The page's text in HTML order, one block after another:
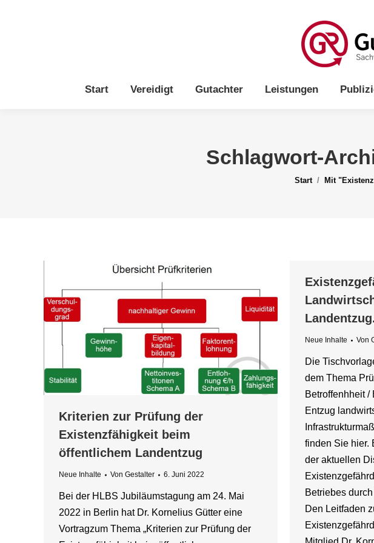
Start Vereidigt Gutachter Leistungen
Schlagwort-
Sie befinden sich
Start Mit
Kriterien zur Prüfung der
Existenzfähigkeit beim
öffentlichem Landentzug
Neue Inhalte Von Gestalter 6. Juni 2022
Bei der HLBS Jubiläumstagung am 24. Mai
2022 in Berlin hat Dr. Kornelius Gütter eine
Vortragzum Thema „Kriterien zur Prüfung der
Neue Inhalte Von
Die
dem Thema
Betroffenhheit /
Entzug
finden Sie hier.
der aktuellen
Betriebes
Den Leitfaden
Vereidigt